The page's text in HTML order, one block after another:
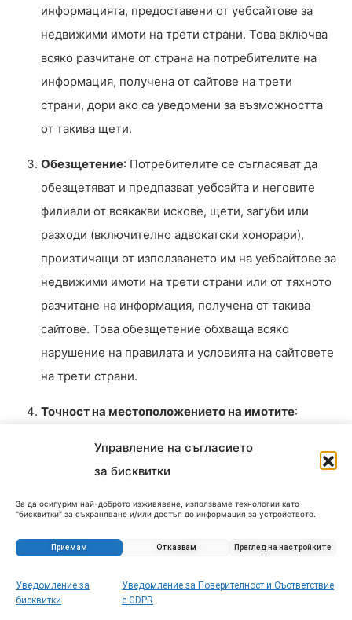
Управление на съгласието
за бисквитки
За да осигурим най-доброто изживяване, използваме технологии като
"бисквитки" за съхраняване и/или достъп до информация за устройството.
Несъгласието или оттеглянето на съгласието може да се отрази
неблагоприятно на определени функции и характеристики.
Приемам Отказвам Преглед на настройките
Уведомление за
бисквитки
Уведомление за Поверителност и Съответствие
с GDPR
информацията, предоставени от уебсайтове за
недвижими имоти на трети страни. Това включва
всяко разчитане от страна на потребителите на
информация, получена от сайтове на трети
страни, дори ако са уведомени за възможността
от такива щети.
Обезщетение: Потребителите се съгласяват да
обезщетяват и предпазват уебсайта и неговите
филиали от всякакви искове, щети, загуби или
разходи (включително адвокатски хонорари),
произтичащи от използването им на уебсайтове за
недвижими имоти на трети страни или от тяхното
разчитане на информация, получена от такива
сайтове. Това обезщетение обхваща всяко
нарушение на правилата и условията на сайтовете
на трети страни.
Точност на местоположението на имотите:
местоположението на имотите, изброени чрез
Потребителите обаче трябва да знаят, че точните
имоти може да са умишлено приблизителни или
предотврати директен нежелан контакт със